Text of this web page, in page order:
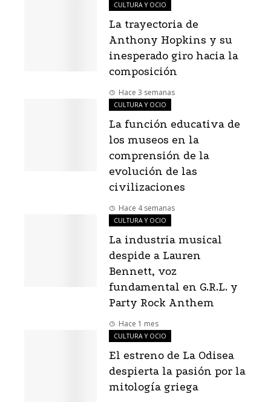
CULTURA Y OCIO
La trayectoria de
Anthony Hopkins y su
inesperado giro hacia la
composición
Hace 3 semanas
CULTURA Y OCIO
La función educativa de
los museos en la
comprensión de la
evolución de las
civilizaciones
Hace 4 semanas
CULTURA Y OCIO
La industria musical
despide a Lauren
Bennett, voz
fundamental en G.R.L. y
Party Rock Anthem
Hace 1 mes
CULTURA Y OCIO
El estreno de La Odisea
despierta la pasión por la
mitología griega